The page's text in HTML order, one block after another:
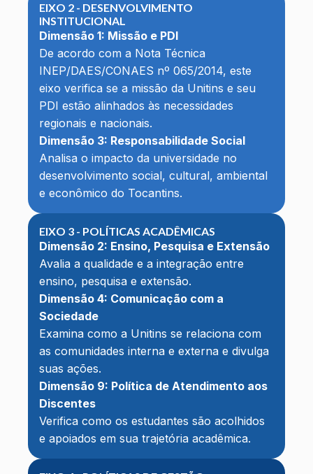
EIXO 2 - DESENVOLVIMENTO
INSTITUCIONAL
Dimensão 1: Missão e PDI
De acordo com a Nota Técnica
INEP/DAES/CONAES nº 065/2014, este
eixo verifica se a missão da Unitins e seu
PDI estão alinhados às necessidades
regionais e nacionais.
Dimensão 3: Responsabilidade Social
Analisa o impacto da universidade no
desenvolvimento social, cultural, ambiental
e econômico do Tocantins.
EIXO 3 - POLÍTICAS ACADÊMICAS
Dimensão 2: Ensino, Pesquisa e Extensão
Avalia a qualidade e a integração entre
ensino, pesquisa e extensão.
Dimensão 4: Comunicação com a
Sociedade
Examina como a Unitins se relaciona com
as comunidades interna e externa e divulga
suas ações.
Dimensão 9: Política de Atendimento aos
Discentes
Verifica como os estudantes são acolhidos
e apoiados em sua trajetória acadêmica.